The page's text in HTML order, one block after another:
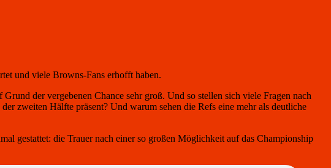
und viele Browns-Fans erhofft haben.
der vergebenen Chance sehr groß. Und so stellen sich viele Fragen nach
zweiten Hälfte präsent? Und warum sehen die Refs eine mehr als deutliche
gestattet: die Trauer nach einer so großen Möglichkeit auf das Championship